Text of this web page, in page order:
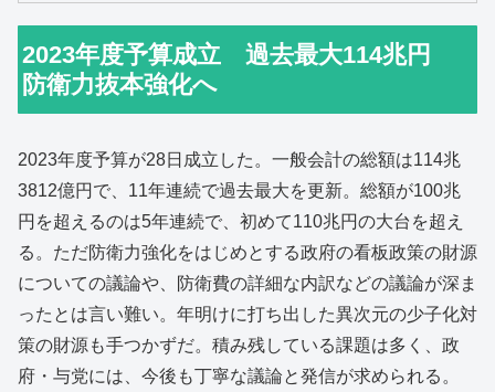
2023年度予算成立 過去最大114兆円
防衛力抜本強化へ
2023年度予算が28日成立した。一般会計の総額は114兆
3812億円で、11年連続で過去最大を更新。総額が100兆
円を超えるのは5年連続で、初めて110兆円の大台を超え
る。ただ防衛力強化をはじめとする政府の看板政策の財源
についての議論や、防衛費の詳細な内訳などの議論が深ま
ったとは言い難い。年明けに打ち出した異次元の少子化対
策の財源も手つかずだ。積み残している課題は多く、政
府・与党には、今後も丁寧な議論と発信が求められる。